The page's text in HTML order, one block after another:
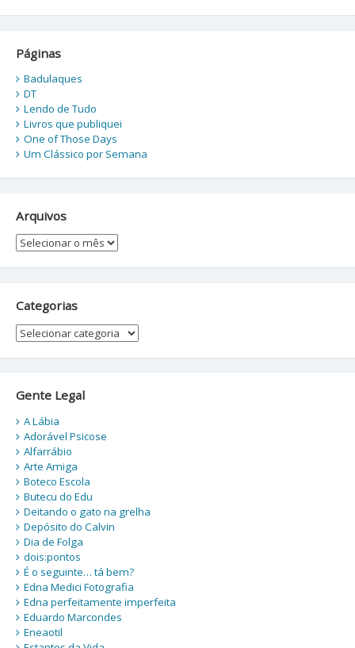
Páginas
Badulaques
DT
Lendo de Tudo
Livros que publiquei
One of Those Days
Um Clássico por Semana
Arquivos
Arquivos
Categorias
Categorias
Gente Legal
A Lábia
Adorável Psicose
Alfarrábio
Arte Amiga
Boteco Escola
Butecu do Edu
Deitando o gato na grelha
Depósito do Calvin
Dia de Folga
dois:pontos
É o seguinte… tá bem?
Edna Medici Fotografia
Edna perfeitamente imperfeita
Eduardo Marcondes
Eneaotil